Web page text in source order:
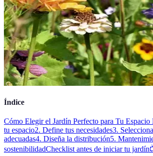
Índice
Cómo Elegir el Jardín Perfecto para Tu Espacio
tu espacio2. Define tus necesidades3.
adecuadas4. Diseña la distribución5.
sostenibilidadChecklist antes de iniciar tu jardín